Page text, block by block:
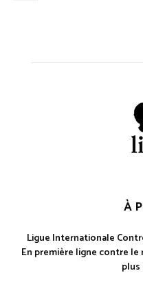
À
Ligue Internationale
En première ligne contre
plus